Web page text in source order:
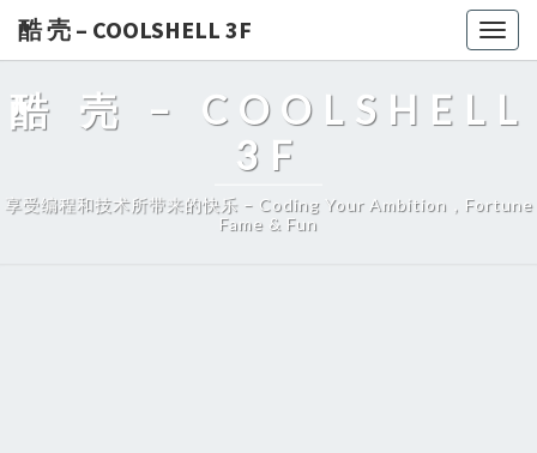
酷 壳 – COOLSHELL 3F
酷 壳 – COOLSHELL
3F
享受编程和技术所带来的快乐 – Coding Your Ambition，Fortune
Fame & Fun